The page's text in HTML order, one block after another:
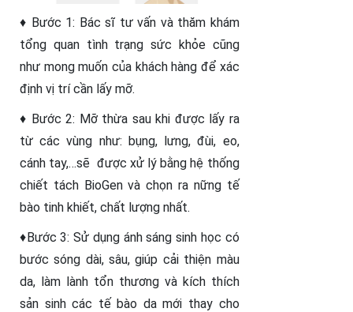
♦ Bước 1: Bác sĩ tư vấn và thăm khám
tổng quan tình trạng sức khỏe cũng
như mong muốn của khách hàng để xác
định vị trí cần lấy mỡ.
♦ Bước 2: Mỡ thừa sau khi được lấy ra
từ các vùng như: bụng, lưng, đùi, eo,
cánh tay,…sẽ được xử lý bằng hệ thống
chiết tách BioGen và chọn ra nững tế
bào tinh khiết, chất lượng nhất.
♦Bước 3: Sử dụng ánh sáng sinh học có
bước sóng dài, sâu, giúp cải thiện màu
da, làm lành tổn thương và kích thích
sản sinh các tế bào da mới thay cho